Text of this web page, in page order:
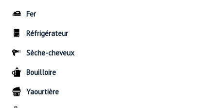
Fer
Réfrigérateur
Sèche-cheveux
Bouilloire
Yaourtière